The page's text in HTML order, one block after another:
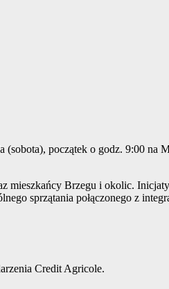
początek o godz. 9:00 na
mieszkańcy Brzegu i okolic.
sprzątania połączonego z
Credit Agricole.